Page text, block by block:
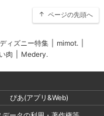
ページの先頭へ
ィズニー特集 mimot.
肉 Medery.
ぴあ(アプリ&Web)